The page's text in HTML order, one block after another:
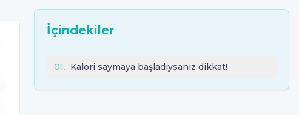
İçindekiler
01. Kalori saymaya başladıysanız dikkat!